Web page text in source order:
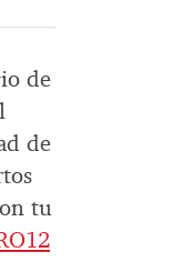
de
de
tu